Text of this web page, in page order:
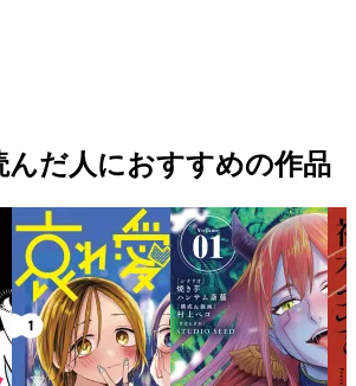
んだ人におすすめの作品